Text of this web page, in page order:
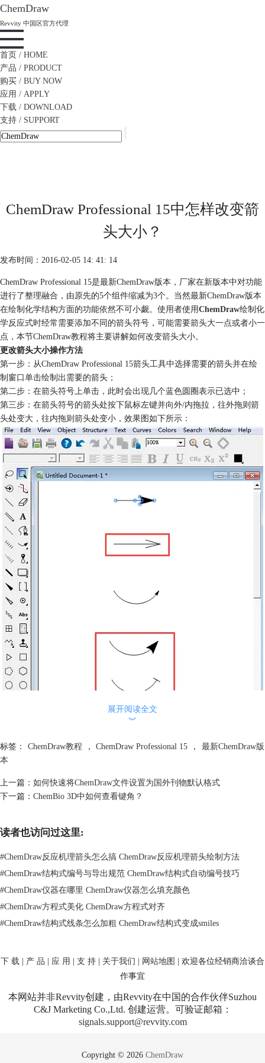
ChemDraw
Revvity 中国区官方代理
首页 / HOME
产品 / PRODUCT
购买 / BUY NOW
应用 / APPLY
下载 / DOWNLOAD
支持 / SUPPORT
ChemDraw Professional 15中怎样改变箭
头大小？
发布时间：2016-02-05 14: 41: 14
ChemDraw Professional 15是最新ChemDraw版本，厂家在新版本中对功能
进行了整理融合，由原先的5个组件缩减为3个。当然最新ChemDraw版本
在绘制化学结构方面的功能依然不可小觑。使用者使用ChemDraw绘制化
学反应式时经常需要添加不同的箭头符号，可能需要箭头大一点或者小一
点，本节ChemDraw教程将主要讲解如何改变箭头大小。
更改箭头大小操作方法
第一步：从ChemDraw Professional 15箭头工具中选择需要的箭头并在绘
制窗口单击绘制出需要的箭头；
第二步：在箭头符号上单击，此时会出现几个蓝色圆圈表示已选中；
第三步：在箭头符号的箭头处按下鼠标左键并向外/内拖拉，往外拖则箭
头处变大，往内拖则箭头处变小，效果图如下所示：
上图只局部选择了直线箭头和弧形箭头作为案例为大家讲解前后效果图，
红框中就是更改后的样式，没有红框的就是ChemDraw Professional 15默
直线，这是拖拉到极致的原因。如果用户需要添加的是其他类型的箭头，
更改箭头大小的操作方法是一样的。
ChemDraw教程：如何编辑结构示意图
展开阅读全文
︾
标签： ChemDraw教程 ， ChemDraw Professional 15 ，
最新ChemDraw版
本
上一篇： 如何快速将ChemDraw文件设置为国外刊物默认格式
下一篇： ChemBio 3D中如何查看键角？
读者也访问过这里:
#ChemDraw反应机理箭头怎么搞 ChemDraw反应机理箭头绘制方法
#ChemDraw结构式编号与导出规范 ChemDraw结构式自动编号技巧
#ChemDraw仪器在哪里 ChemDraw仪器怎么填充颜色
#ChemDraw方程式美化 ChemDraw方程式对齐
#ChemDraw结构式线条怎么加粗 ChemDraw结构式变成smiles
下 载 产 品 应 用 支 持 关于我们 网站地图
| 欢迎各位经销商洽谈合
作事宜
本网站并非Revvity创建，由Revvity在中国的合作伙伴Suzhou
C&J Marketing Co.,Ltd. 创建运营。可验证邮箱：
signals.support@revvity.com
Copyright © 2026 ChemDraw